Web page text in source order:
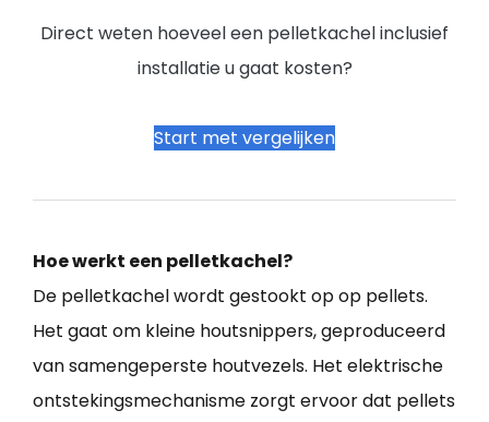
Direct weten hoeveel een pelletkachel inclusief
installatie u gaat kosten?
Start met vergelijken
Hoe werkt een pelletkachel?
De pelletkachel wordt gestookt op op pellets.
Het gaat om kleine houtsnippers, geproduceerd
van samengeperste houtvezels. Het elektrische
ontstekingsmechanisme zorgt ervoor dat pellets